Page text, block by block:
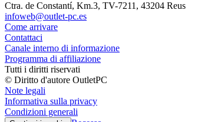
Ctra. de Constantí, Km.3, TV-7211, 43204 Reus
infoweb@outlet-pc.es
Come arrivare
Contattaci
Canale interno di informazione
Programma di affiliazione
Tutti i diritti riservati
© Diritto d'autore OutletPC
Note legali
Informativa sulla privacy
Condizioni generali